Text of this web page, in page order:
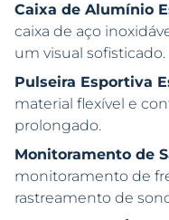
Caixa de Alumínio
caixa de aço
um visual sofisticado.
Pulseira Esportiva
material flexível e
prolongado.
Monitoramento de
monitoramento de
rastreamento de